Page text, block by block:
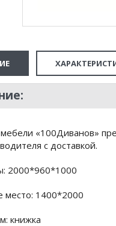
«100Диванов»
с доставкой.
2000*960*1000
место: 1400*2000
книжка